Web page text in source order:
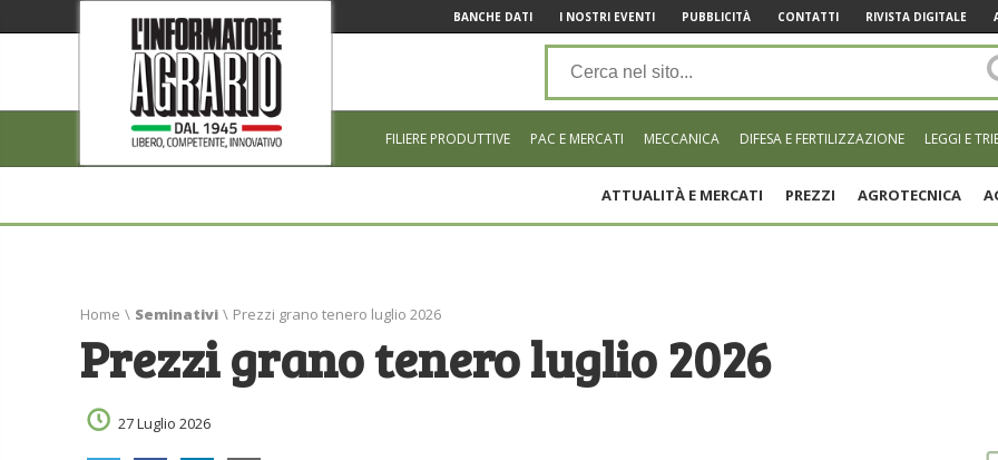
BANCHE DATI I NOSTRI EVENTI PUBBLICITÀ CONTATTI RIVISTA DIGITALE
FILIERE PRODUTTIVE PAC E MERCATI MECCANICA DIFESA E FERTILIZZAZIONE LEGGI E
ATTUALITÀ E MERCATI PREZZI AGROTECNICA
Home \ Seminativi \ Prezzi grano tenero luglio 2026
Prezzi grano tenero luglio 2026
27 Luglio 2026